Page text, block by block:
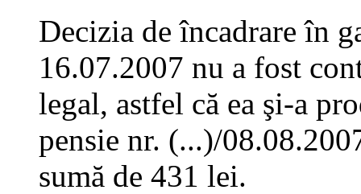
Decizia de încadrare în
16.07.2007 nu a fost
legal, astfel că ea şi-a
pensie nr. (...)/
sumă de 431 lei.